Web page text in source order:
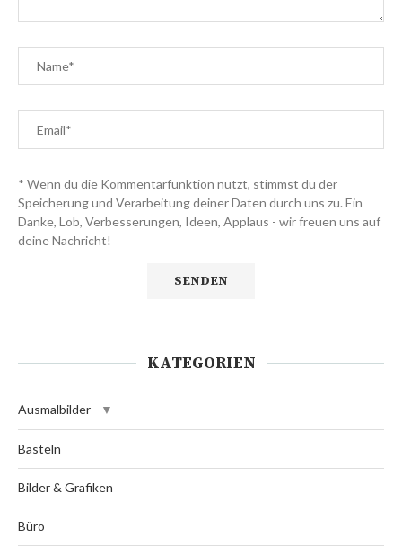
* Wenn du die Kommentarfunktion nutzt, stimmst du der
Speicherung und Verarbeitung deiner Daten durch uns zu. Ein
Danke, Lob, Verbesserungen, Ideen, Applaus - wir freuen uns auf
deine Nachricht!
KATEGORIEN
Ausmalbilder
Basteln
Bilder & Grafiken
Büro